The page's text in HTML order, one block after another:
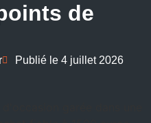
de
Publié le 4 juillet 2026